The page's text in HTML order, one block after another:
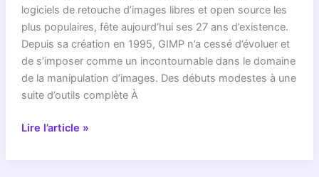
le
logiciel
de
retouche
logiciels de retouche d’images libres et open source les
plus populaires, fête aujourd’hui ses 27 ans d’existence.
Depuis sa création en 1995, GIMP n’a cessé d’évoluer et
de s’imposer comme un incontournable dans le domaine
de la manipulation d’images. Des débuts modestes à une
suite d’outils complète À
GIMP
Lire l’article »